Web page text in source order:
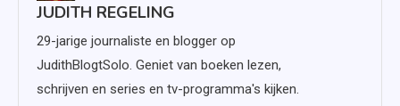
JUDITH REGELING
29-jarige journaliste en blogger op
JudithBlogtSolo. Geniet van boeken lezen,
schrijven en series en tv-programma's kijken.